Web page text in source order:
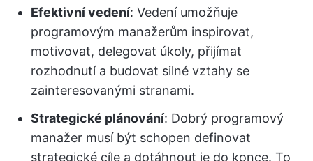
Efektivní vedení: Vedení umožňuje
programovým manažerům inspirovat,
motivovat, delegovat úkoly, přijímat
rozhodnutí a budovat silné vztahy se
zainteresovanými stranami.
Strategické plánování: Dobrý programový
manažer musí být schopen definovat
strategické cíle a dotáhnout je do konce. To